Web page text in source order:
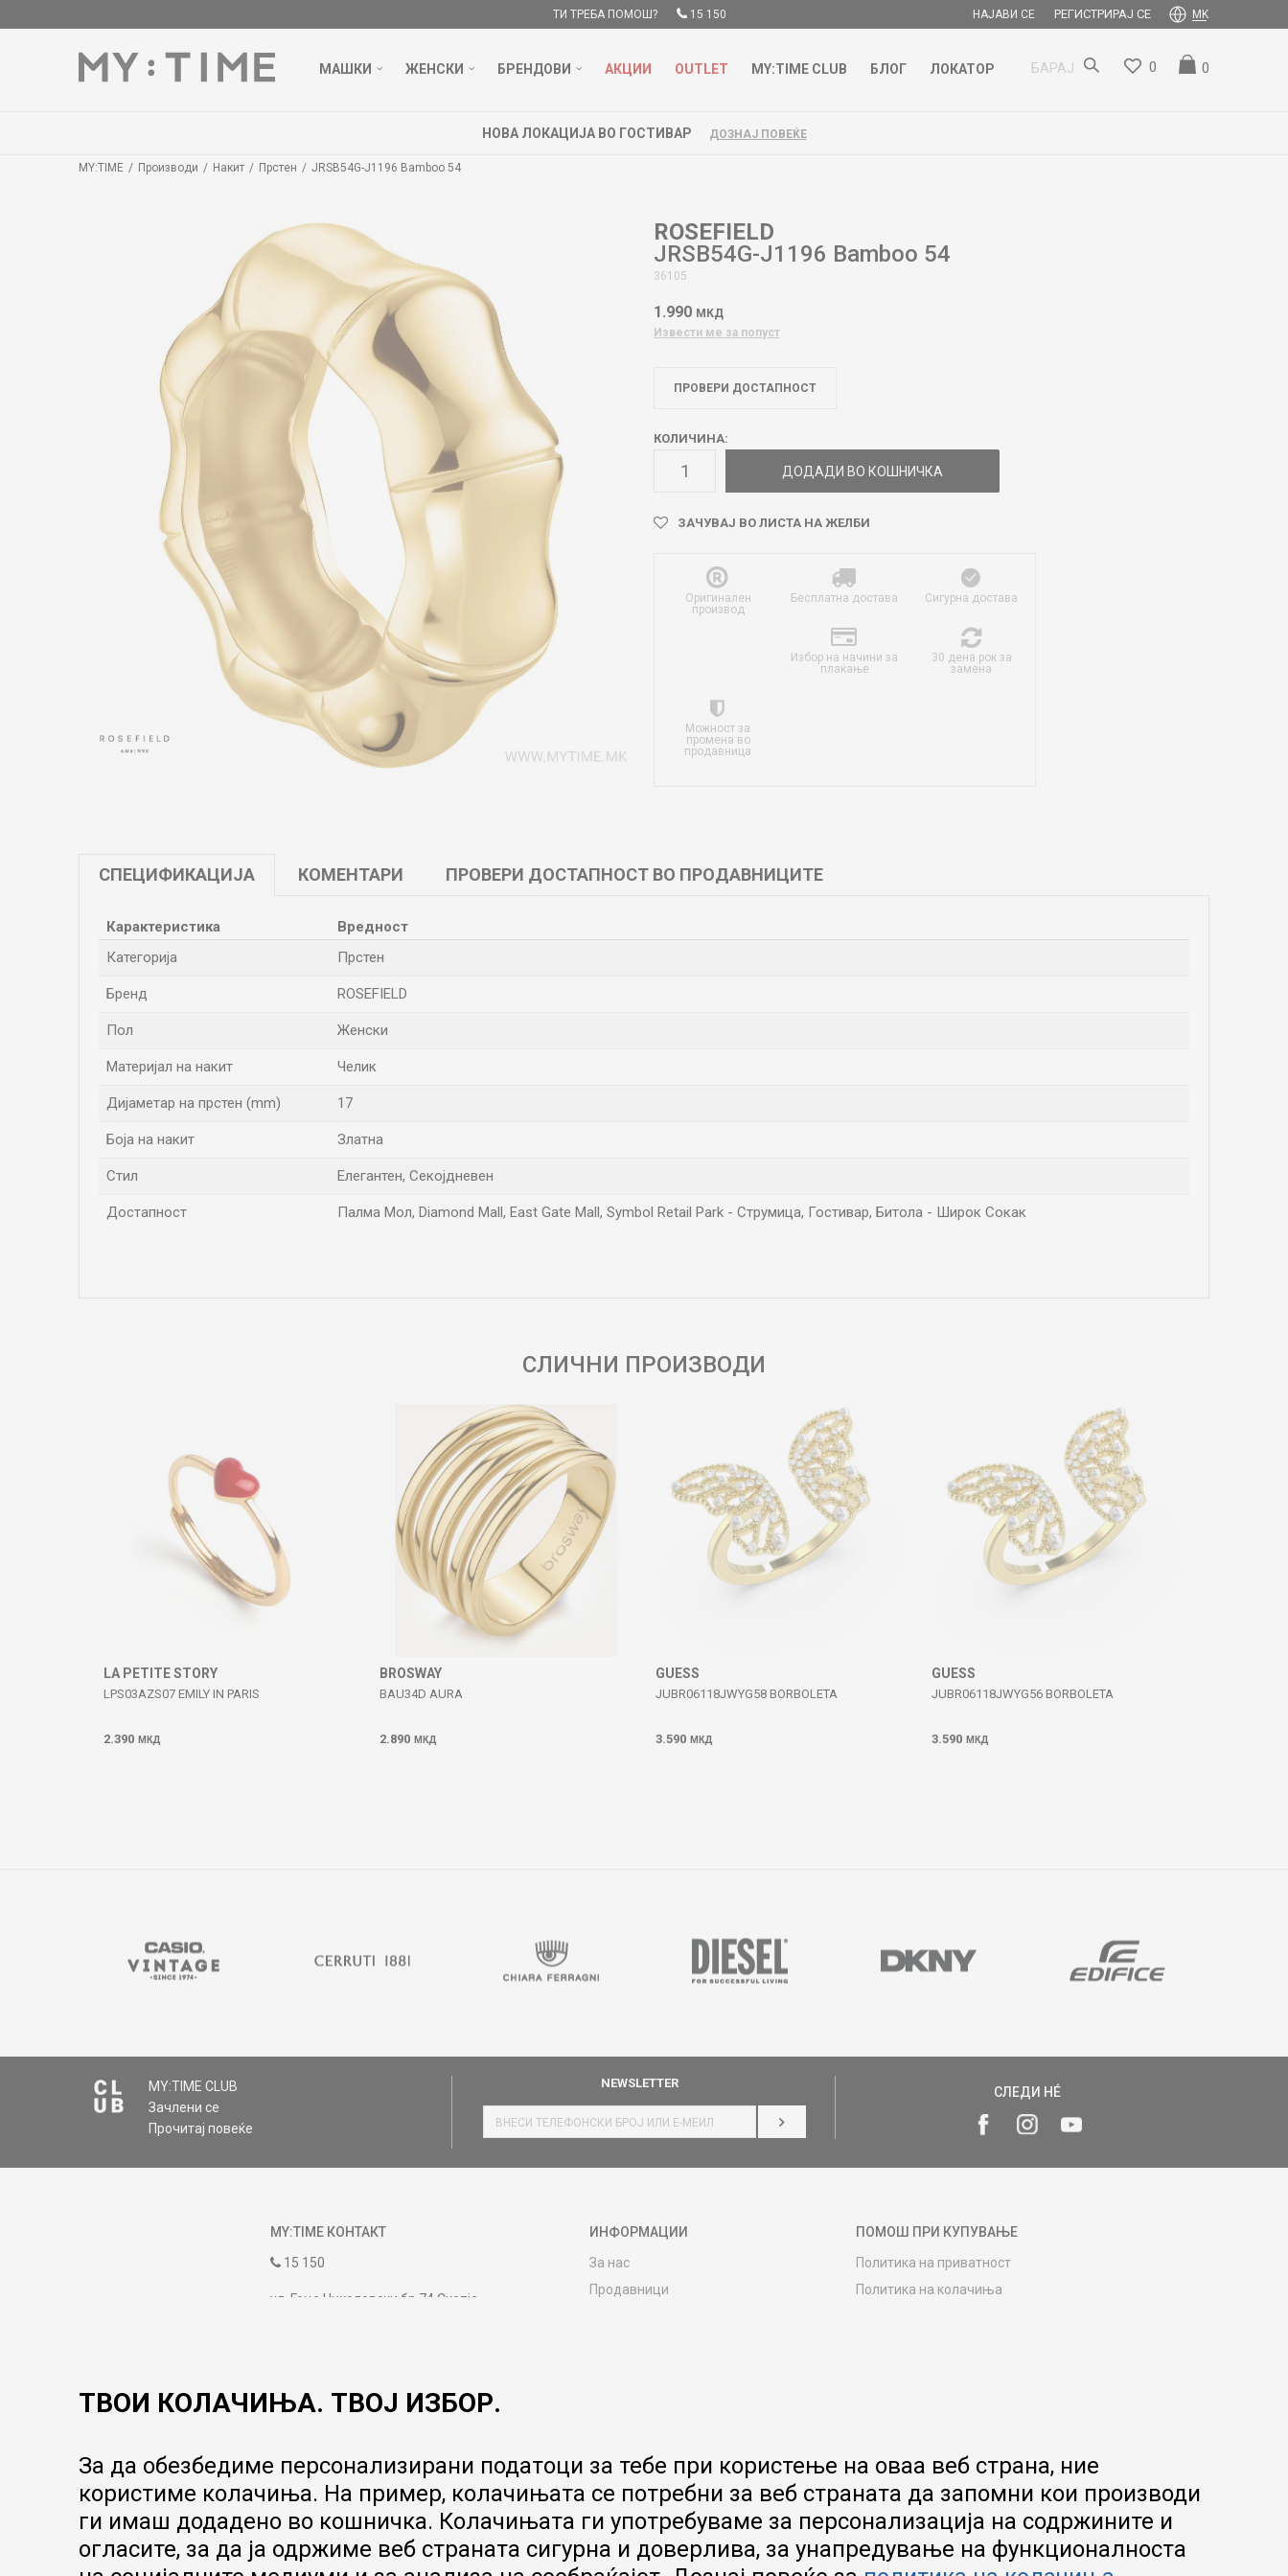
ТИ ТРЕБА ПОМОШ? 15 150 НАЈАВИ СЕ РЕГИСТРИРАЈ СЕ MK
МАШКИ ЖЕНСКИ БРЕНДОВИ АКЦИИ OUTLET MY:TIME CLUB БЛОГ ЛОКАТОР БАРАЈ 0
0
НОВА ЛОКАЦИЈА ВО ГОСТИВАР ДОЗНАЈ ПОВЕЌЕ
MY:TIME Производи Накит Прстен JRSB54G-J1196 Bamboo 54
ROSEFIELD
JRSB54G-J1196 Bamboo 54
36105
1.990 МКД
Извести ме за попуст
ПРОВЕРИ ДОСТАПНОСТ
КОЛИЧИНА:
ДОДАДИ ВО КОШНИЧКА
ЗАЧУВАЈ ВО ЛИСТА НА ЖЕЛБИ
Оригинален
производ
Бесплатна достава Сигурна достава
Избор на начини за
плаќање
30 дена рок за
замена
Можност за
промена во
продавница
СПЕЦИФИКАЦИЈА КОМЕНТАРИ ПРОВЕРИ ДОСТАПНОСТ ВО ПРОДАВНИЦИТЕ
Карактеристика
Вредност
Категорија
Прстен
Бренд ROSEFIELD
Пол Женски
Материјал на накит Челик
Дијаметар на прстен (mm) 17
Боја на накит Златна
Стил Елегантен, Секојдневен
Достапност Палма Мол, Diamond Mall, East Gate Mall, Symbol Retail Park - Струмица, Гостивар, Битола - Широк Сокак
СЛИЧНИ ПРОИЗВОДИ
LA PETITE STORY
LPS03AZS07 EMILY IN PARIS
2.390 МКД
BROSWAY
BAU34D AURA
2.890 МКД
GUESS
JUBR06118JWYG58 BORBOLETA
3.590 МКД
GUESS
JUBR06118JWYG56 BORBOLETA
3.590 МКД
MY:TIME CLUB
Зачлени се
Прочитај повеќе
NEWSLETTER
НАЈАВИ СЕ
СЛЕДИ НÉ
MY:TIME КОНТАКТ
15 150
ул. Гоце Николовски бр.74 Скопје
09:00 до 17:00
ИНФОРМАЦИИ
За нас
Продавници
Гаранција за производ
Ценовник
ПОМОШ ПРИ КУПУВАЊЕ
Политика на приватност
Политика на колачиња
Product Finder
FAQs
ТВОИ КОЛАЧИЊА. ТВОЈ ИЗБОР.
За да обезбедиме персонализирани податоци за тебе при користење на оваа веб страна, ние
користиме колачиња. На пример, колачињата се потребни за веб страната да запомни кои производи
ги имаш додадено во кошничка. Колачињата ги употребуваме за персонализација на содржините и
огласите, за да ја одржиме веб страната сигурна и доверлива, за унапредување на функционалноста